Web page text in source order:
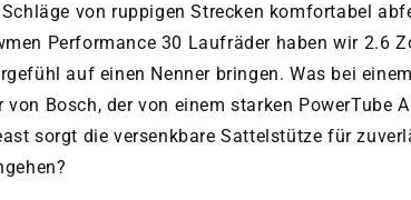
Schläge von ruppigen Strecken komfortabel
Performance 30 Laufräder haben wir 2.6
auf einen Nenner bringen. Was bei
Bosch, der von einem starken PowerTube
sorgt die versenkbare Sattelstütze für